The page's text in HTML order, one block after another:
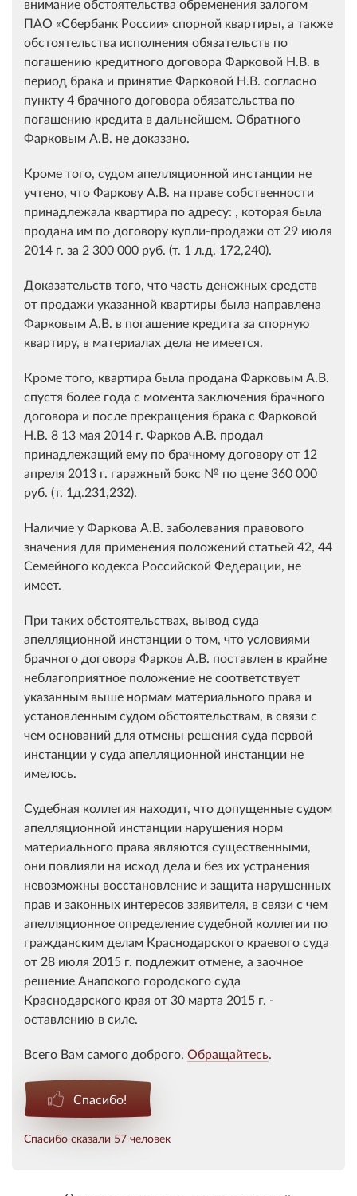
внимание обстоятельства обременения залогом
ПАО «Сбербанк России» спорной квартиры, а также
обстоятельства исполнения обязательств по
погашению кредитного договора Фарковой Н.В. в
период брака и принятие Фарковой Н.В. согласно
пункту 4 брачного договора обязательства по
погашению кредита в дальнейшем. Обратного
Фарковым А.В. не доказано.
Кроме того, судом апелляционной инстанции не
учтено, что Фаркову А.В. на праве собственности
принадлежала квартира по адресу: , которая была
продана им по договору купли-продажи от 29 июля
2014 г. за 2 300 000 руб. (т. 1 л.д. 172,240).
Доказательств того, что часть денежных средств
от продажи указанной квартиры была направлена
Фарковым А.В. в погашение кредита за спорную
квартиру, в материалах дела не имеется.
Кроме того, квартира была продана Фарковым А.В.
спустя более года с момента заключения брачного
договора и после прекращения брака с Фарковой
Н.В. 8 13 мая 2014 г. Фарков А.В. продал
принадлежащий ему по брачному договору от 12
апреля 2013 г. гаражный бокс № по цене 360 000
руб. (т. 1д.231,232).
Наличие у Фаркова А.В. заболевания правового
значения для применения положений статьей 42, 44
Семейного кодекса Российской Федерации, не
имеет.
При таких обстоятельствах, вывод суда
апелляционной инстанции о том, что условиями
брачного договора Фарков А.В. поставлен в крайне
неблагоприятное положение не соответствует
указанным выше нормам материального права и
установленным судом обстоятельствам, в связи с
чем оснований для отмены решения суда первой
инстанции у суда апелляционной инстанции не
имелось.
Судебная коллегия находит, что допущенные судом
апелляционной инстанции нарушения норм
материального права являются существенными,
они повлияли на исход дела и без их устранения
невозможны восстановление и защита нарушенных
прав и законных интересов заявителя, в связи с чем
апелляционное определение судебной коллегии по
гражданским делам Краснодарского краевого суда
от 28 июля 2015 г. подлежит отмене, а заочное
решение Анапского городского суда
Краснодарского края от 30 марта 2015 г. -
оставлению в силе.
Всего Вам самого доброго. Обращайтесь.
Спасибо!
Спасибо сказали 57 человек